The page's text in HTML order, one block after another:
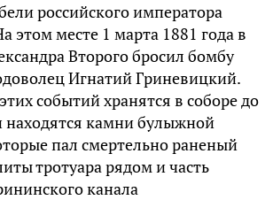
российского императора
этом месте 1 марта 1881 года в
Второго бросил бомбу
Игнатий Гриневицкий.
событий хранятся в соборе до
находятся камни булыжной
пал смертельно раненый
тротуара рядом и часть
канала